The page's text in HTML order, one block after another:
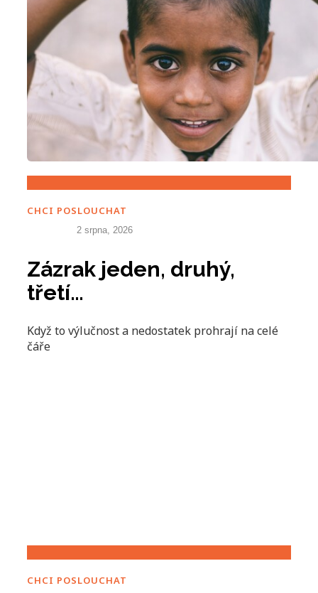
CHCI POSLOUCHAT
2 srpna, 2026
Zázrak jeden, druhý,
třetí…
Když to výlučnost a nedostatek prohrají na celé
čáře
CHCI POSLOUCHAT